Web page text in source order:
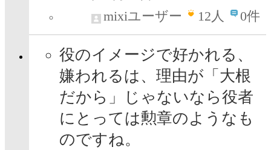
mixiユーザー
12人 0件
役のイメージで好かれる、
嫌われるは、理由が「大根
だから」じゃないなら役者
にとっては勲章のようなも
のですね。